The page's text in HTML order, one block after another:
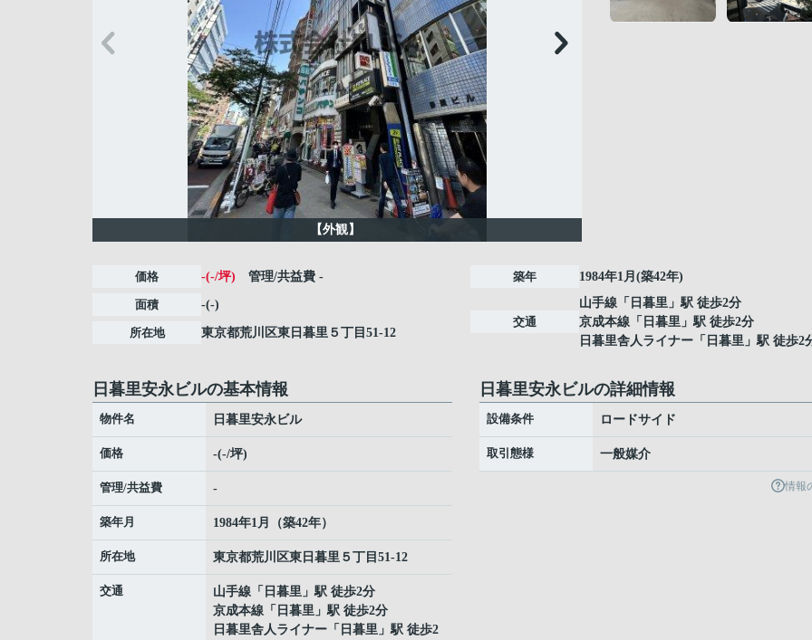
【外観】
価格 -(-/坪) 管理/共益費 -
面積 -(-)
所在地 東京都荒川区東日暮里 ５丁目51-12
築年 1984年1月(築42年)
交通
山手線 「 日暮里 」駅 徒歩2分
京成本線 「 日暮里 」駅 徒歩2分
日暮里舎人ライナー 「 日暮里 」駅 徒歩2
日暮里安永ビルの基本情報
物件名 日暮里安永ビル
価格 -(-/坪)
管理/共益費 -
築年月 1984年1月（築42年）
所在地 東京都荒川区東日暮里 ５丁目51-12
交通 山手線 「 日暮里 」駅 徒歩2分
京成本線 「 日暮里 」駅 徒歩2分
日暮里舎人ライナー 「 日暮里 」駅 徒歩2
日暮里安永ビルの詳細情報
設備条件 ロードサイド
取引態様 一般媒介
情報